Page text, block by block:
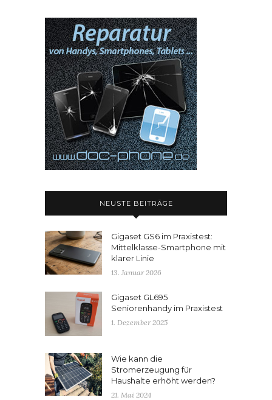
NEUSTE BEITRÄGE
Gigaset GS6 im Praxistest:
Mittelklasse-Smartphone mit
klarer Linie
13. Januar 2026
Gigaset GL695
Seniorenhandy im Praxistest
1. Dezember 2025
Wie kann die
Stromerzeugung für
Haushalte erhöht werden?
21. Mai 2024